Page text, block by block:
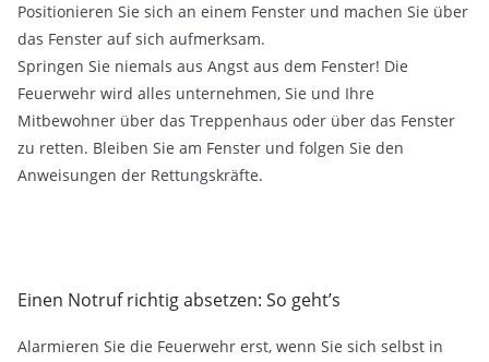
Positionieren Sie sich an einem Fenster und machen Sie über
das Fenster auf sich aufmerksam.
Springen Sie niemals aus Angst aus dem Fenster! Die
Feuerwehr wird alles unternehmen, Sie und Ihre
Mitbewohner über das Treppenhaus oder über das Fenster
zu retten. Bleiben Sie am Fenster und folgen Sie den
Anweisungen der Rettungskräfte.
Einen Notruf richtig absetzen: So geht’s
Alarmieren Sie die Feuerwehr erst, wenn Sie sich selbst in